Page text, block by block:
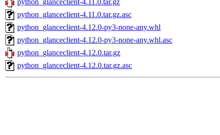
python_glanceclient-4.11.0.tar.gz
python_glanceclient-4.11.0.tar.gz.asc
python_glanceclient-4.12.0-py3-none-any.whl
python_glanceclient-4.12.0-py3-none-any.whl.asc
python_glanceclient-4.12.0.tar.gz
python_glanceclient-4.12.0.tar.gz.asc